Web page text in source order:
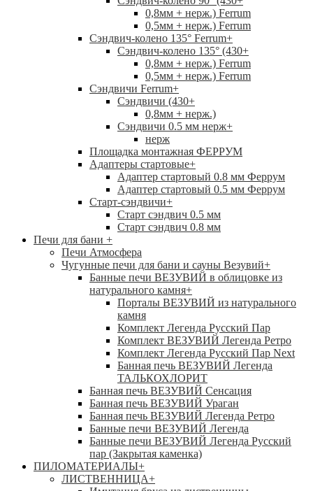
0,8мм + нерж.) Ferrum
0,5мм + нерж.) Ferrum
Сэндвич-колено 135° Ferrum+
Сэндвич-колено 135° (430+
0,8мм + нерж.) Ferrum
0,5мм + нерж.) Ferrum
Сэндвичи Ferrum+
Сэндвичи (430+
0,8мм + нерж.)
Сэндвичи 0.5 мм нерж+
нерж
Площадка монтажная ФЕРРУМ
Адаптеры стартовые+
Адаптер стартовый 0.8 мм Феррум
Адаптер стартовый 0.5 мм Феррум
Старт-сэндвичи+
Старт сэндвич 0.5 мм
Старт сэндвич 0.8 мм
Печи для бани +
Печи Атмосфера
Чугунные печи для бани и сауны Везувий+
Банные печи ВЕЗУВИЙ в облицовке из
натурального камня+
Порталы ВЕЗУВИЙ из натурального
камня
Комплект Легенда Русский Пар
Комплект ВЕЗУВИЙ Легенда Ретро
Комплект Легенда Русский Пар Next
Банная печь ВЕЗУВИЙ Легенда
ТАЛЬКОХЛОРИТ
Банная печь ВЕЗУВИЙ Сенсация
Банная печь ВЕЗУВИЙ Ураган
Банная печь ВЕЗУВИЙ Легенда Ретро
Банные печи ВЕЗУВИЙ Легенда
Банные печи ВЕЗУВИЙ Легенда Русский
пар (Закрытая каменка)
ПИЛОМАТЕРИАЛЫ+
ЛИСТВЕННИЦА+